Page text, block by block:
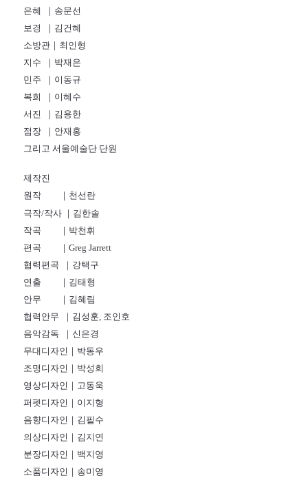
은혜 ｜송문선
보경 ｜김건혜
소방관｜최인형
지수 ｜박재은
민주 ｜이동규
복희 ｜이혜수
서진 ｜김용한
점장 ｜안재홍
그리고 서울예술단 단원
제작진
원작 ｜천선란
극작/작사 ｜김한솔
작곡 ｜박천휘
편곡 ｜Greg Jarrett
협력편곡 ｜강택구
연출 ｜김태형
안무 ｜김혜림
협력안무 ｜김성훈, 조인호
음악감독 ｜신은경
무대디자인｜박동우
조명디자인｜박성희
영상디자인｜고동욱
퍼펫디자인｜이지형
음향디자인｜김필수
의상디자인｜김지연
분장디자인｜백지영
소품디자인｜송미영